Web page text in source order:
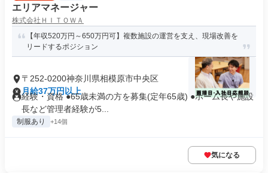
エリアマネージャー
株式会社ＨＩＴＯＷＡ
【年収520万円～650万円可】複数施設の運営を支え、現場改善を
リードするポジション
〒252-0200神奈川県相模原市中央区
月給37万円以上
経験・資格 ●65歳未満の方を募集(定年65歳) ●ホーム長や施設
長など管理者経験が5...
制服あり +14個
気になる